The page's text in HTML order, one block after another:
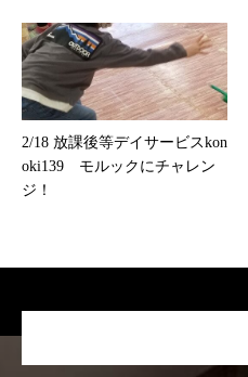
2/18 放課後等デイサービスkon
oki139 モルックにチャレン
ジ！